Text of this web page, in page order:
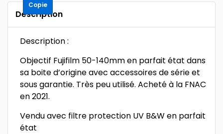
Copie
Description
Description :
Objectif Fujifilm 50-140mm en parfait état dans
sa boite d’origine avec accessoires de série et
sous garantie. Très peu utilisé. Acheté à la FNAC
en 2021.
Vendu avec filtre protection UV B&W en parfait
état